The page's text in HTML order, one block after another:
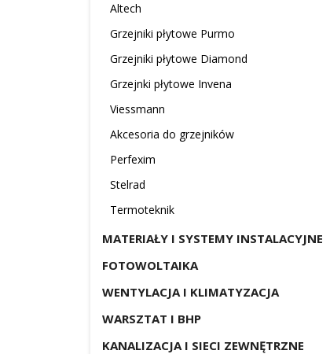
Altech
Grzejniki płytowe Purmo
Grzejniki płytowe Diamond
Grzejnki płytowe Invena
Viessmann
Akcesoria do grzejników
Perfexim
Stelrad
Termoteknik
MATERIAŁY I SYSTEMY INSTALACYJNE
FOTOWOLTAIKA
WENTYLACJA I KLIMATYZACJA
WARSZTAT I BHP
KANALIZACJA I SIECI ZEWNĘTRZNE